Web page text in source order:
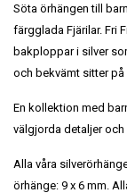
Söta örhängen till
färgglada Fjärilar. Fri
bakploppar i silver
och bekvämt sitter på
En kollektion med
välgjorda detaljer och
Alla våra
örhänge: 9 x 6 mm.